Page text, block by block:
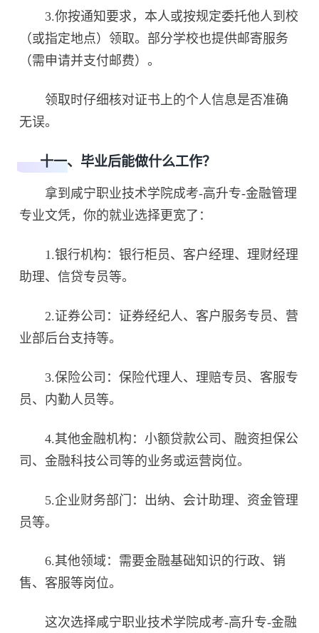
3.你按通知要求，本人或按规定委托他人到校
（或指定地点）领取。部分学校也提供邮寄服务
（需申请并支付邮费）。
领取时仔细核对证书上的个人信息是否准确
无误。
十一、毕业后能做什么工作？
拿到咸宁职业技术学院成考-高升专-金融管理
专业文凭，你的就业选择更宽了：
1.银行机构：银行柜员、客户经理、理财经理
助理、信贷专员等。
2.证券公司：证券经纪人、客户服务专员、营
业部后台支持等。
3.保险公司：保险代理人、理赔专员、客服专
员、内勤人员等。
4.其他金融机构：小额贷款公司、融资担保公
司、金融科技公司等的业务或运营岗位。
5.企业财务部门：出纳、会计助理、资金管理
员等。
6.其他领域：需要金融基础知识的行政、销
售、客服等岗位。
这次选择咸宁职业技术学院成考-高升专-金融